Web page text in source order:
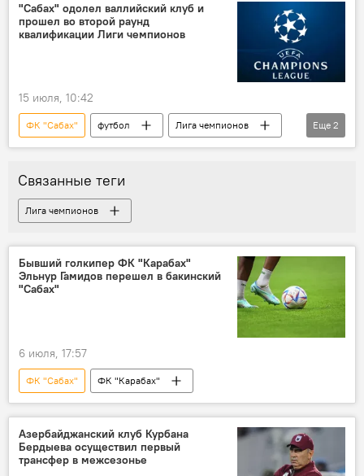
"Сабах" одолел валлийский клуб и
прошел во второй раунд
квалификации Лиги чемпионов
15 июля, 10:42
ФК "Сабах" футбол
Лига чемпионов
Спорт
победа
Еще 2
Связанные теги
Лига чемпионов
Бывший голкипер ФК "Карабах"
Эльнур Гамидов перешел в бакинский
"Сабах"
6 июля, 17:57
ФК "Сабах" ФК "Карабах"
Азербайджанский клуб Курбана
Бердыева осуществил первый
трансфер в межсезонье